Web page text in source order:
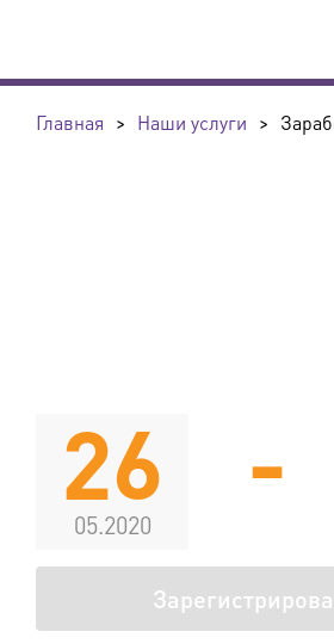
Главная > Наши услуги >
26
05.2020
-